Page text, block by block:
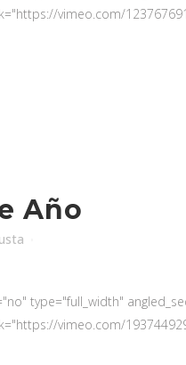
vimeo.com/
Año
type="full_width"
vimeo.com/